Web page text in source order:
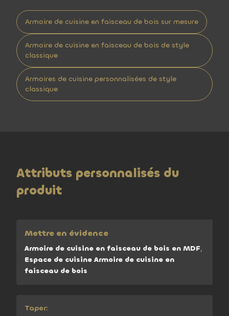
Armoire de cuisine en faisceau de bois sur mesure
Armoire de cuisine en faisceau de bois de style
classique
Armoires de cuisine personnalisées de style
classique
Attributs personnalisés du
produit
Mettre en évidence
Armoire de cuisine en faisceau de bois en MDF,
Espace de cuisine Armoire de cuisine en
faisceau de bois
Taper: